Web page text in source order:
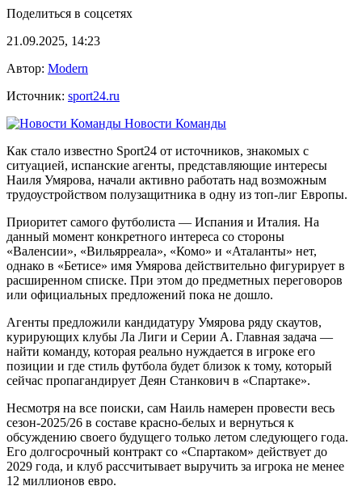
Поделиться в соцсетях
21.09.2025, 14:23
Автор: Modern
Источник: sport24.ru
Новости Команды
Как стало известно Sport24 от источников, знакомых с
ситуацией, испанские агенты, представляющие интересы
Наиля Умярова, начали активно работать над возможным
трудоустройством полузащитника в одну из топ-лиг Европы.
Приоритет самого футболиста — Испания и Италия. На
данный момент конкретного интереса со стороны
«Валенсии», «Вильярреала», «Комо» и «Аталанты» нет,
однако в «Бетисе» имя Умярова действительно фигурирует в
расширенном списке. При этом до предметных переговоров
или официальных предложений пока не дошло.
Агенты предложили кандидатуру Умярова ряду скаутов,
курирующих клубы Ла Лиги и Серии А. Главная задача —
найти команду, которая реально нуждается в игроке его
позиции и где стиль футбола будет близок к тому, который
сейчас пропагандирует Деян Станкович в «Спартаке».
Несмотря на все поиски, сам Наиль намерен провести весь
сезон-2025/26 в составе красно-белых и вернуться к
обсуждению своего будущего только летом следующего года.
Его долгосрочный контракт со «Спартаком» действует до
2029 года, и клуб рассчитывает выручить за игрока не менее
12 миллионов евро.